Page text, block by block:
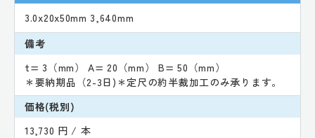
3.0x20x50mm 3,640mm
備考
t= 3（mm） A= 20（mm） B= 50（mm）
＊要納期品（2-3日)＊定尺の約半裁加工のみ承ります。
価格(税別)
13,730 円 / 本